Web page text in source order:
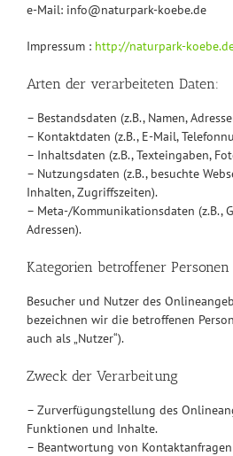
e-Mail: info@naturpark-koebe.de
Impressum : http://naturpark-
Arten der verarbeiteten Daten:
– Bestandsdaten (z.B., Namen,
– Kontaktdaten (z.B., E-Mail,
– Inhaltsdaten (z.B., Texteingaben,
– Nutzungsdaten (z.B., besuchte
Inhalten, Zugriffszeiten).
– Meta-/Kommunikationsdaten (z.B.,
Adressen).
Kategorien betroffener Personen
Besucher und Nutzer des
bezeichnen wir die betroffenen
auch als „Nutzer“).
Zweck der Verarbeitung
– Zurverfügungstellung des
Funktionen und Inhalte.
– Beantwortung von